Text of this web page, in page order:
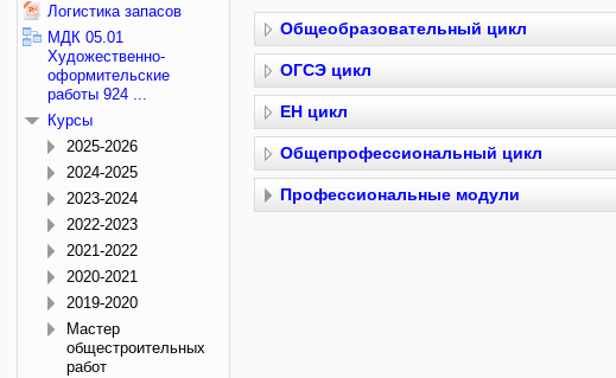
Общеобразовательный цикл
ОГСЭ цикл
ЕН цикл
Общепрофессиональный цикл
Профессиональные модули
Логистика запасов
МДК 05.01
Художественно-
оформительские
работы 924 ...
Курсы
2025-2026
2024-2025
2023-2024
2022-2023
2021-2022
2020-2021
2019-2020
Мастер
общестроительных
работ